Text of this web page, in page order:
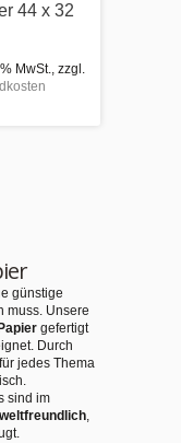
44 x 32
MwSt., zzgl.
günstige
muss. Unsere
gefertigt
Durch
jedes Thema
sind im
,